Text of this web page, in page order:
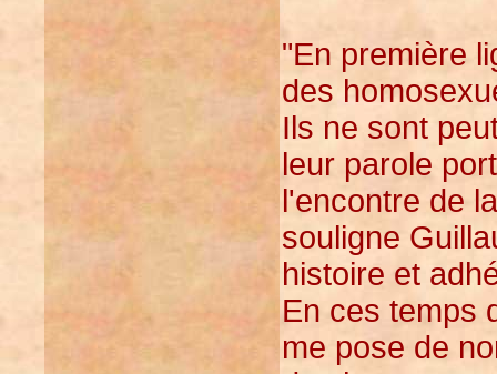
"En première
des
Ils ne sont
leur parole
l'encontre de
souligne
histoire et
En ces temps
me pose de